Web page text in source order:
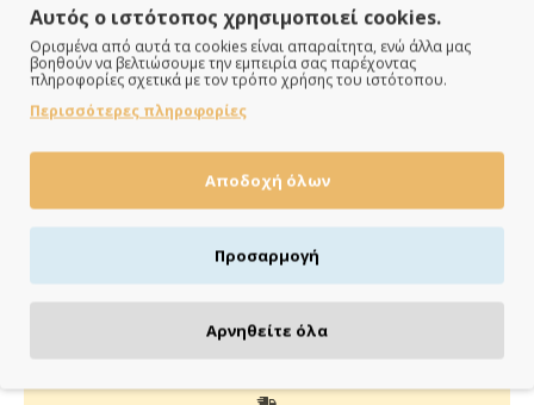
ΣΕ ΑΠΟΘΕΜΑ
Brand:My Mastoras
Κωδικός:MM323.044
Κάνε τις αγορές σου εύκολα & γρήγορα με
Aποστολή & παραλαβή εντός 48 ωρών με Box
Αυτός ο ιστότοπος χρησιμοποιεί cookies.
Ορισμένα από αυτά τα cookies είναι απαραίτητα, ενώ άλλα μας
βοηθούν να βελτιώσουμε την εμπειρία σας παρέχοντας
πληροφορίες σχετικά με τον τρόπο χρήσης του ιστότοπου.
Περισσότερες πληροφορίες
Αποδοχή όλων
Προσαρμογή
Αρνηθείτε όλα